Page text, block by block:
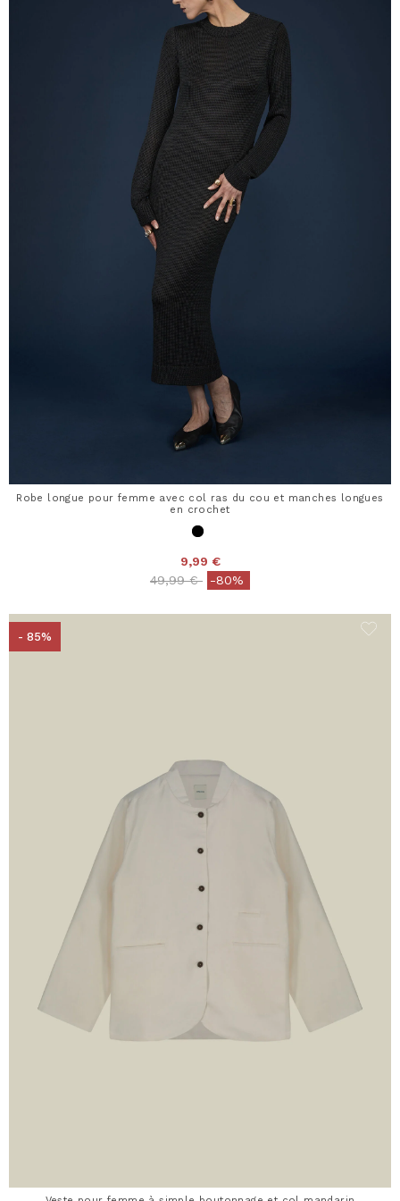
Robe longue pour femme avec col ras du cou et manches longues
en crochet
9,99 €
Price reduced from
49,99 €to-80%
- 85%